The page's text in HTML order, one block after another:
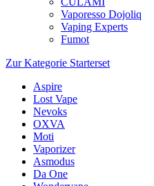
Vaporesso Dojoliq
Vaping Experts
Fumot
Zur Kategorie Starterset
Aspire
Lost Vape
Nevoks
OXVA
Moti
Vaporizer
Asmodus
Da One